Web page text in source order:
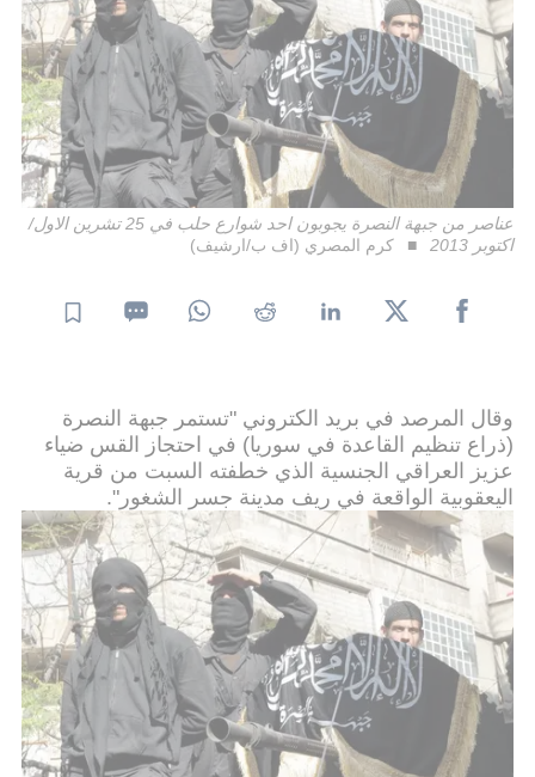
عناصر من جبهة النصرة يجوبون احد شوارع حلب في 25 تشرين الاول/
اكتوبر 2013
كرم المصري (اف ب/ارشيف)
وقال المرصد في بريد الكتروني "تستمر جبهة النصرة
(ذراع تنظيم القاعدة في سوريا) في احتجاز القس ضياء
عزيز العراقي الجنسية الذي خطفته السبت من قرية
اليعقوبية الواقعة في ريف مدينة جسر الشغور".